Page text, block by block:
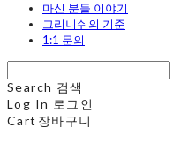
마신 분들 이야기
그리니쉬의 기준
1:1 문의
Search 검색
Log In 로그인
Cart 장바구니